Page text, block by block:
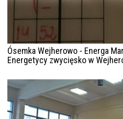
Ósemka Wejherowo - Energa
Energetycy zwycięsko w